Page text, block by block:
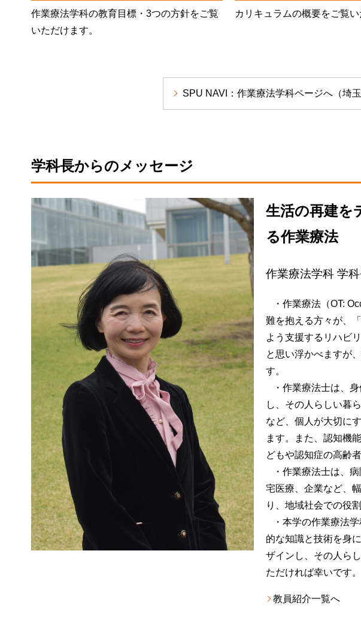
作業療法学科の教育目標・3つの方針をご覧
いただけます。
カリキュラムの概要をご覧い
SPU NAVI：作業療法学科ページへ（埼
学科長からのメッセージ
生活の再建を
る作業療法
作業療法学科 学
・作業療法（OT:
難を抱える方々が、
よう支援するリハビ
と思い浮かべますが
す。
・作業療法士は、
し、その人らしい暮
など、個人が大切に
ます。また、認知機
どもや認知症の高齢
・作業療法士は、
宅医療、企業など、
り、地域社会での役
・本学の作業療法学
的な知識と技術を身
ザインし、その人ら
ただければ幸いです。
教員紹介一覧へ